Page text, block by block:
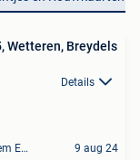
Wetteren, Breydels
Details
Ruien + Deel Van Avelgem En Waarmaarde 9 aug 24